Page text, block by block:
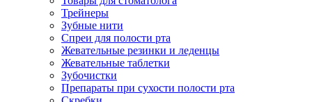
Трейнеры
Зубные нити
Спреи для полости рта
Жевательные резинки и леденцы
Жевательные таблетки
Зубочистки
Препараты при сухости полости рта